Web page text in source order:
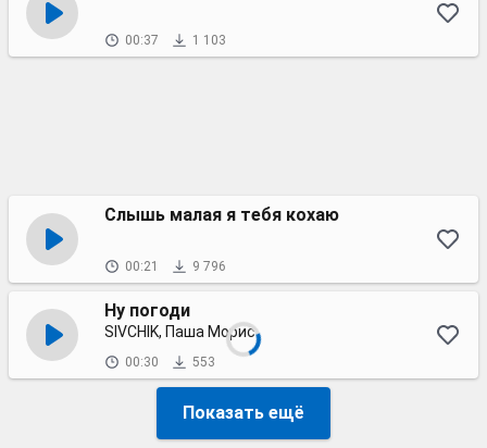
00:37 1 103
Слышь малая я тебя кохаю
00:21 9 796
Ну погоди
SIVCHIK, Паша Морис
00:30 553
Показать ещё